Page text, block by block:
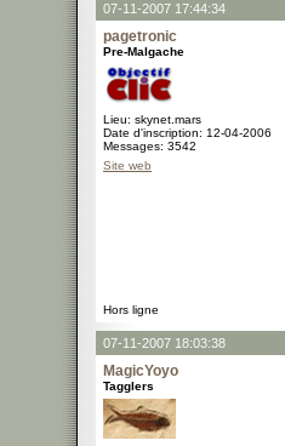
07-11-2007 17:44:34
pagetronic
Pre-Malgache
Lieu: skynet.mars
Date d'inscription: 12-04-2006
Messages: 3542
Site web
Hors ligne
07-11-2007 18:03:38
MagicYoyo
Tagglers